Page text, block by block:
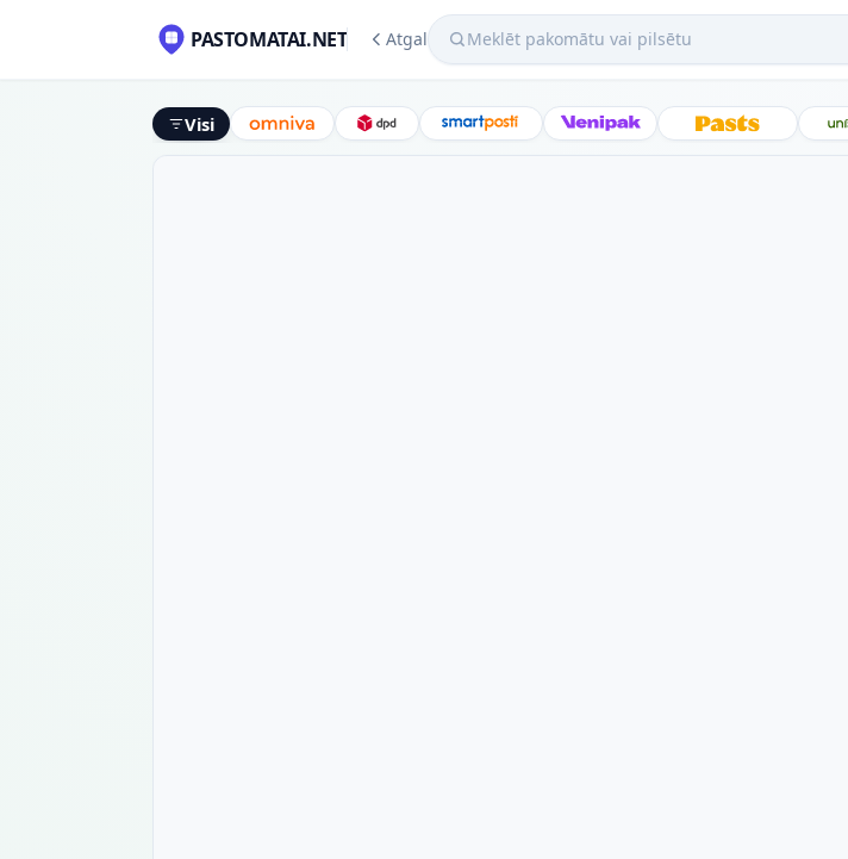
PASTOMATAI.NET AtgalMeklēt pakomātu vai pilsētu
Visi Omniva DPD SmartPosti Venipak Latvijas Pasts